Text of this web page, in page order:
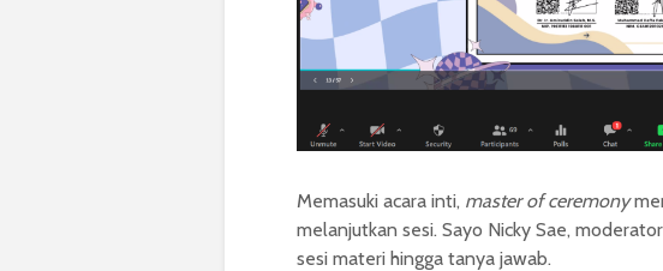
Memasuki acara inti, master of ceremony
melanjutkan sesi. Sayo Nicky Sae,
sesi materi hingga tanya jawab.